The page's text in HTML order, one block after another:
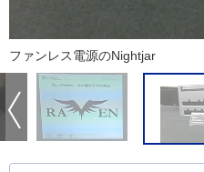
ファンレス電源のNightjar